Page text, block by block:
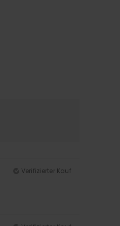
Verifizierter Kauf